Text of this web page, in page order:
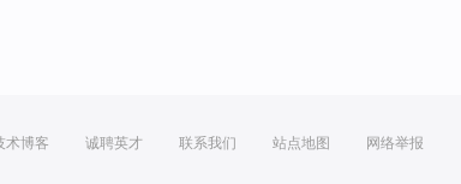
术博客 诚聘英才 联系我们 站点地图 网络举报